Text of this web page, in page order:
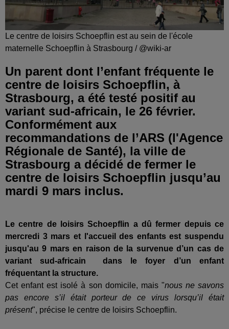
Le centre de loisirs Schoepflin est au sein de l'école
maternelle Schoepflin à Strasbourg / @wiki-ar
Un parent dont l’enfant fréquente le
centre de loisirs Schoepflin, à
Strasbourg, a été testé positif au
variant sud-africain, le 26 février.
Conformément aux
recommandations de l’ARS (l'Agence
Régionale de Santé), la ville de
Strasbourg a décidé de fermer le
centre de loisirs Schoepflin jusqu’au
mardi 9 mars inclus.
Le centre de loisirs Schoepflin a dû fermer depuis ce
mercredi 3 mars et l'accueil des enfants est suspendu
jusqu'au 9 mars en raison de la survenue d’un cas de
variant sud-africain dans le foyer d’un enfant
fréquentant la structure.
Cet enfant est isolé à son domicile, mais "nous ne savons
pas encore s’il était porteur de ce virus lorsqu’il était
présent", précise le centre de loisirs Schoepflin.